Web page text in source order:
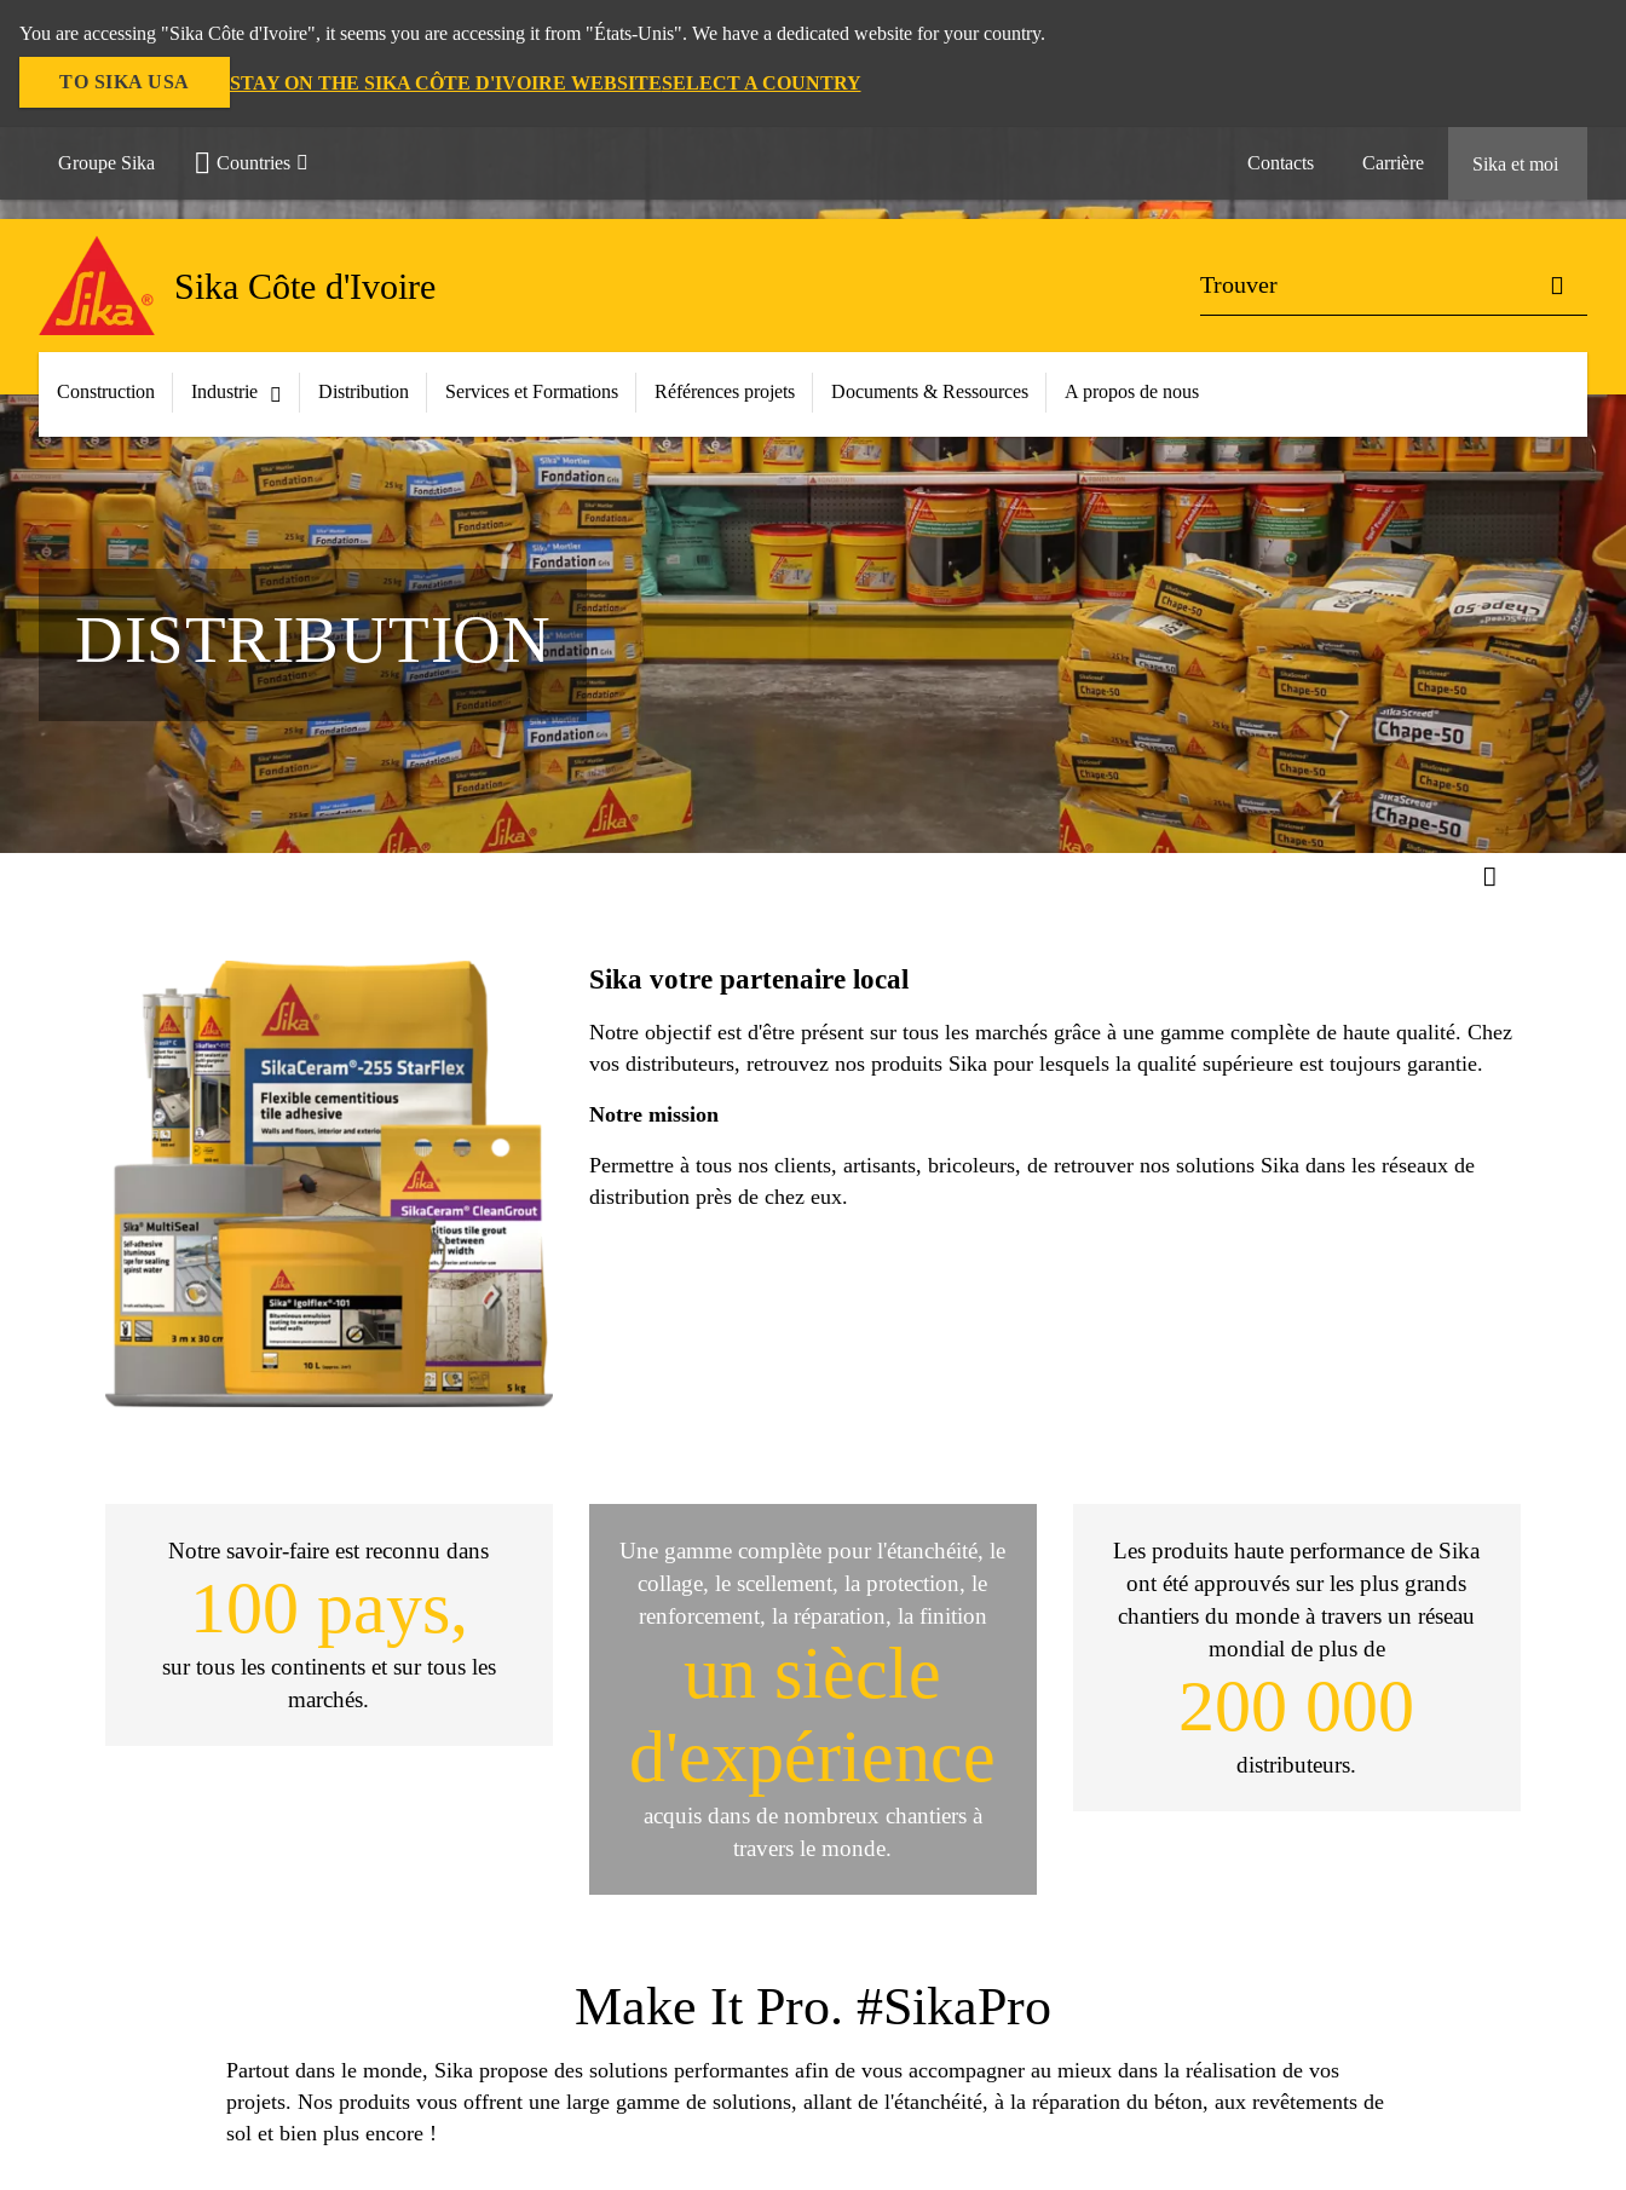
You are accessing "Sika Côte d'Ivoire", it seems you are accessing it from "États-Unis". We have a dedicated website for your country.
TO SIKA USA STAY ON THE SIKA CÔTE D'IVOIRE WEBSITESELECT A COUNTRY
Groupe Sika Countries Contacts Carrière Sika et moi
Sika Côte d'Ivoire
Construction Industrie Distribution Services et Formations Références projets Documents & Ressources A propos de nous
DISTRIBUTION
Sika votre partenaire local
Notre objectif est d'être présent sur tous les marchés grâce à une gamme complète de haute qualité. Chez
vos distributeurs, retrouvez nos produits Sika pour lesquels la qualité supérieure est toujours garantie.
Notre mission
Permettre à tous nos clients, artisants, bricoleurs, de retrouver nos solutions Sika dans les réseaux de
distribution près de chez eux.
Notre savoir-faire est reconnu dans
100 pays,
sur tous les continents et sur tous les
marchés.
Une gamme complète pour l'étanchéité, le
collage, le scellement, la protection, le
renforcement, la réparation, la finition
un siècle
d'expérience
acquis dans de nombreux chantiers à
travers le monde.
Les produits haute performance de Sika
ont été approuvés sur les plus grands
chantiers du monde à travers un réseau
mondial de plus de
200 000
distributeurs.
Make It Pro. #SikaPro
Partout dans le monde, Sika propose des solutions performantes afin de vous accompagner au mieux dans la réalisation de vos
projets. Nos produits vous offrent une large gamme de solutions, allant de l'étanchéité, à la réparation du béton, aux revêtements de
sol et bien plus encore !